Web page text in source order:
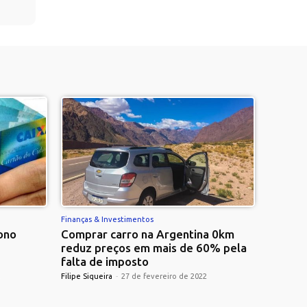
Finanças & Investimentos
Comprar carro na Argentina 0km
reduz preços em mais de 60% pela
falta de imposto
Filipe Siqueira - 27 de fevereiro de 2022